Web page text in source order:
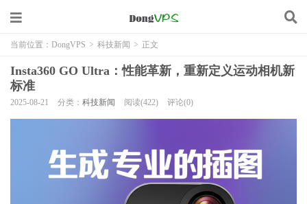
当前位置： DongVPS > 科技新闻 > 正文
Insta360 GO Ultra：性能革新，重新定义运动相机新
标准
2025-08-21 分类： 科技新闻 阅读(422) 评论(0)